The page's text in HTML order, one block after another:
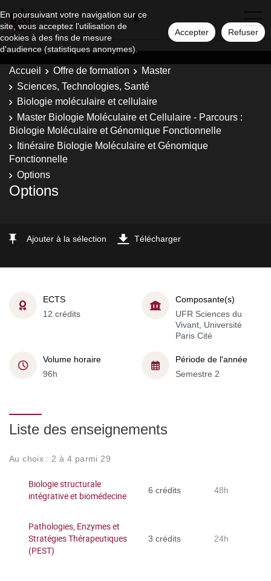
En poursuivant votre navigation sur ce
site, vous acceptez l'utilisation de
cookies à des fins de mesure
d'audience (statistiques anonymes).
Accepter Refuser
Accueil Offre de formation
Master
Sciences, Technologies, Santé
Biologie moléculaire et cellulaire
Master Biologie Moléculaire et Cellulaire - Parcours :
Biologie Moléculaire et Génomique Fonctionnelle
Itinéraire Biologie Moléculaire et Génomique
Fonctionnelle
Options
Options
Ajouter à la sélection Télécharger
ECTS
12 crédits
Composante(s)
UFR Sciences du
Vivant, Université
Paris Cité
Volume horaire
96h
Période de l'année
Semestre 2
Liste des enseignements
Au choix : 2 à 4 parmi 29
Biologie structurale
intégrative et biomédecine
6 crédits 48h
Pathologies, Enzymes et
Stratégies Thérapeutiques
(PEST)
3 crédits 24h